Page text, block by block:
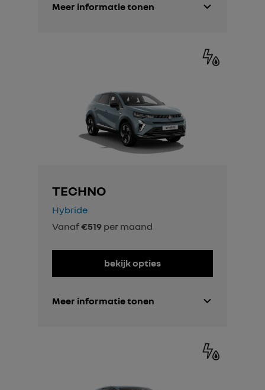
Meer informatie tonen
TECHNO
Hybride
Vanaf€519 per maand
bekijk opties
Meer informatie tonen